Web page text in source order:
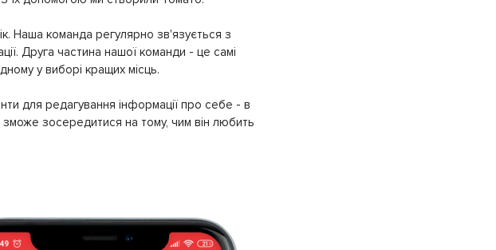
Наша команда регулярно зв'язується з
Друга частина нашої команди - це самі
у виборі кращих місць.
для редагування інформації про себе - в
зможе зосередитися на тому, чим він любить